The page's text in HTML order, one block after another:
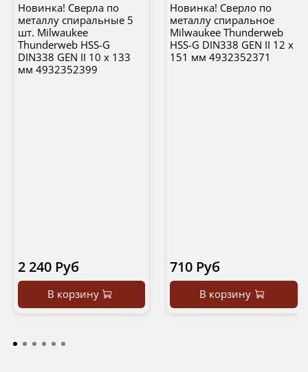
Новинка! Сверла по
металлу спиральные 5
шт. Milwaukee
Thunderweb HSS-G
DIN338 GEN II 10 x 133
мм 4932352399
2 240 Руб
В корзину
Новинка! Сверло по
металлу спиральное
Milwaukee Thunderweb
HSS-G DIN338 GEN II 12 x
151 мм 4932352371
710 Руб
В корзину